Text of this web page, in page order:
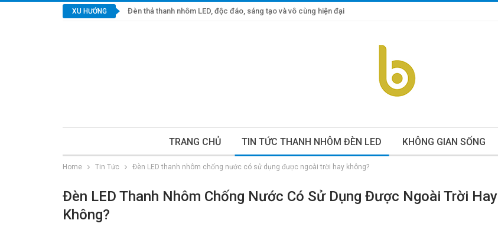
XU HƯỚNG Đèn thả thanh nhôm LED, độc đáo, sáng tạo và vô cùng hiện đại
TRANG CHỦ TIN TỨC THANH NHÔM ĐÈN LED KHÔNG GIAN SỐNG
Home Tin Tức Đèn LED thanh nhôm chống nước có sử dụng được ngoài trời hay không?
Đèn LED Thanh Nhôm Chống Nước Có Sử Dụng Được Ngoài Trời Hay
Không?